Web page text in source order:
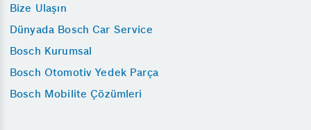
Bize Ulaşın
Dünyada Bosch Car Service
Bosch Kurumsal
Bosch Otomotiv Yedek Parça
Bosch Mobilite Çözümleri